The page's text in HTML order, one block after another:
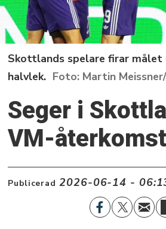
Skottlands spelare firar målet
halvlek.
Martin
Seger i
VM-återkomst
Publicerad 2026-06-14 -